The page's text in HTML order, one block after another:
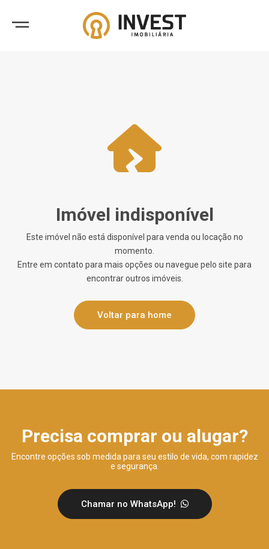
Imóvel indisponível
Este imóvel não está disponível para venda ou locação no
momento.
Entre em contato para mais opções ou navegue pelo site para
encontrar outros imóveis.
Voltar para home
Precisa comprar ou alugar?
Encontre opções sob medida para seu estilo de vida, com rapidez
e segurança.
Chamar no WhatsApp!